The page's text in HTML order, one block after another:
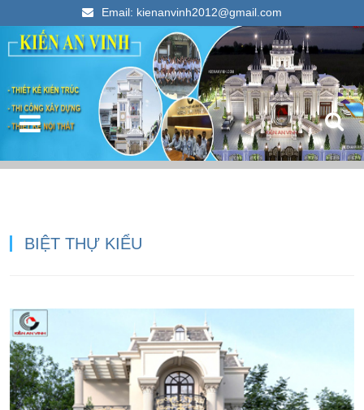
Email: kienanvinh2012@gmail.com
Kiến An Vinh
Thiết kế xây dựng nhà ống đẹp 2023
BIỆT THỰ KIỂU